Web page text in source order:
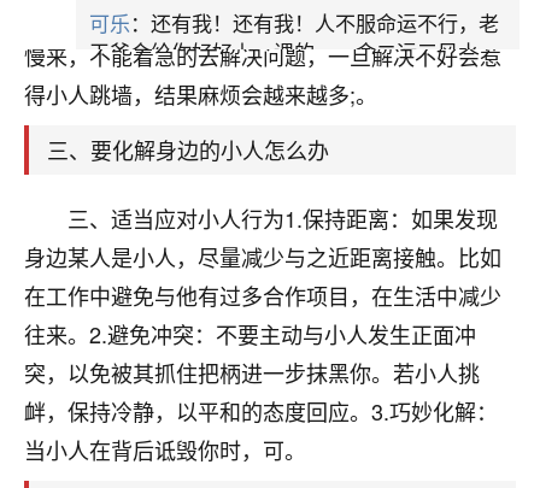
鼓起勇气对付小人，要想对付身边的小人一定要慢
慢来，不能着急的去解决问题，一旦解决不好会惹
得小人跳墙，结果麻烦会越来越多;。
三、要化解身边的小人怎么办
三、适当应对小人行为1.保持距离：如果发现
身边某人是小人，尽量减少与之近距离接触。比如
在工作中避免与他有过多合作项目，在生活中减少
往来。2.避免冲突：不要主动与小人发生正面冲
突，以免被其抓住把柄进一步抹黑你。若小人挑
衅，保持冷静，以平和的态度回应。3.巧妙化解：
当小人在背后诋毁你时，可。
可乐：还有我！还有我！人不服命运不行，老
天爷会给你好好上一课的。一命二运三风水，
哪样不服都不行！
平安是福：我也是每年找老师化太岁，看年
卦，认识老师3年了，都是缘分啊！
心若莲花
我是做餐饮的，这两年，生意屡屡受挫，店开一家关
一家，要么生意不好，生意好的就出事。前些年攒的
家底快败光了，真是倒霉！我也想找人看看到底怎么
回事？
鹿森：你可以找老师看看，人有时不服命不行
啊！